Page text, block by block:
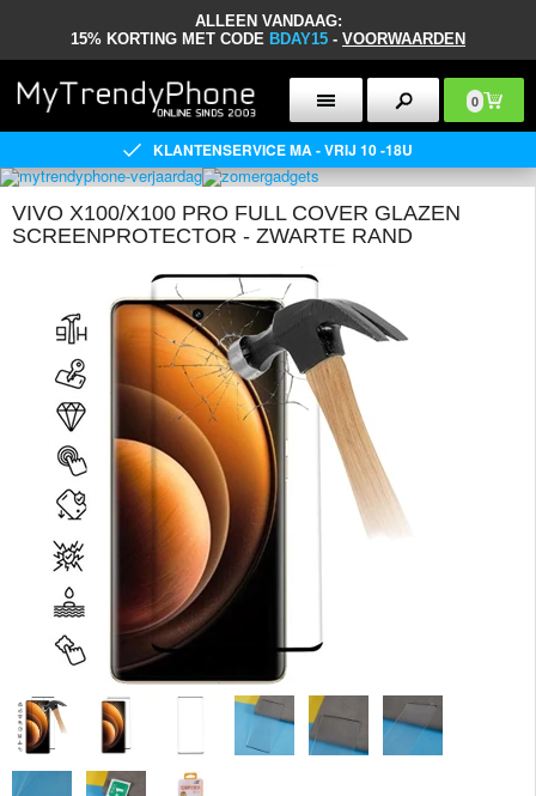
ALLEEN VANDAAG:
15% KORTING MET CODE BDAY15 - VOORWAARDEN
0
KLANTENSERVICE MA - VRIJ 10 -18U
VIVO X100/X100 PRO FULL COVER GLAZEN
SCREENPROTECTOR - ZWARTE RAND